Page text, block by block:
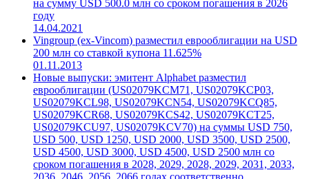
на сумму USD 500.0 млн со сроком погашения в 2026
году
14.04.2021
Vingroup (ex-Vincom) разместил еврооблигации на USD
200 млн со ставкой купона 11.625%
01.11.2013
Новые выпуски: эмитент Alphabet разместил
еврооблигации (US02079KCM71, US02079KCP03,
US02079KCL98, US02079KCN54, US02079KCQ85,
US02079KCR68, US02079KCS42, US02079KCT25,
US02079KCU97, US02079KCV70) на суммы USD 750,
USD 500, USD 1250, USD 2000, USD 3500, USD 2500,
USD 4500, USD 3000, USD 4500, USD 2500 млн со
сроком погашения в 2028, 2029, 2028, 2029, 2031, 2033,